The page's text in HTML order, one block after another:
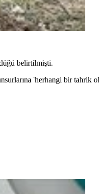
belirtilmişti.
'herhangi bir tahrik